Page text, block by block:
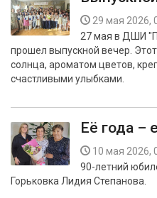
29 мая 2026,
27 мая в ДШИ
прошел выпускной вечер.
солнца, ароматом цветов,
счастливыми улыбками.
Её года –
10 мая 2026,
90-летний
Горьковка Лидия Степанова.